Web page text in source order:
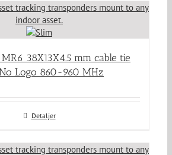
38X13X4.5 mm cable tie
Logo 860-960 MHz
Detaljer